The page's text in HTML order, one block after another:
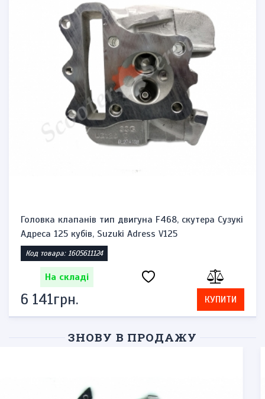
Головка клапанів тип двигуна F468, скутера Сузукі
Адреса 125 кубів, Suzuki Adress V125
Код товара: 1605611124
На складі
6 141грн. КУПИТИ
ЗНОВУ В ПРОДАЖУ